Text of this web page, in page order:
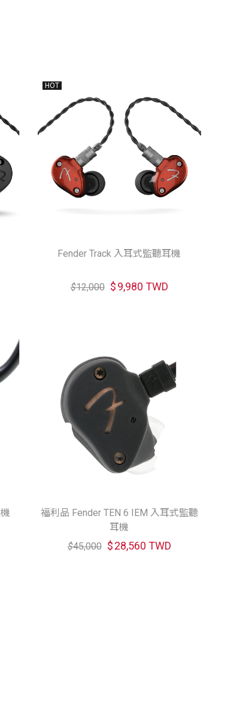
Fender Track 入耳式監聽耳機
$12,000 $9,980 TWD
福利品 Fender TEN 6 IEM 入耳式監聽
耳機
$45,000 $28,560 TWD